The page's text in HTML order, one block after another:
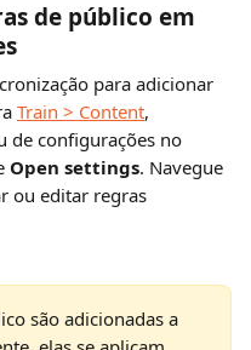
de público em
para adicionar
Train > Content,
de configurações no
Open settings. Navegue
ou editar regras
são adicionadas a